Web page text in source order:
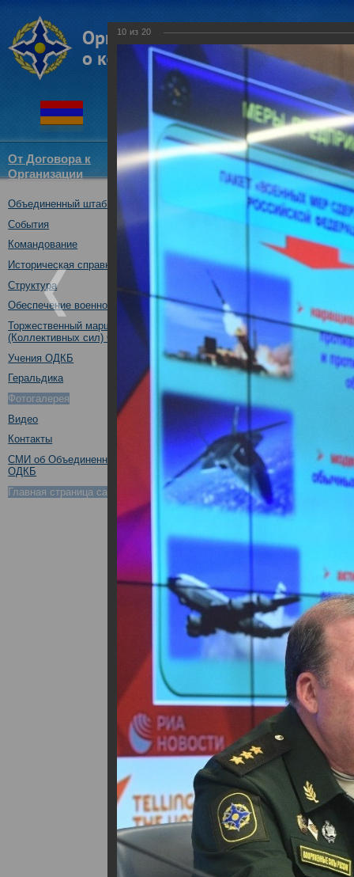
От Договора к
Организации
Структура
Новости
Объединенный штаб ОДКБ
События
Командование
Историческая справка
Структура
Обеспечение военной безопасности
Торжественный марш Войск
(Коллективных сил) ОДКБ
Учения ОДКБ
Геральдика
Фотогалерея
Видео
Контакты
СМИ об Объединенном штабе
ОДКБ
Главная страница сайта ОДКБ
Брифинг начальника
готовности органов
средств системы
проведению
учения "Боевое
24.09.2019
Поделиться в социальных
10 из 20